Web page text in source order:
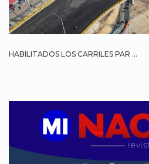
HABILITADOS LOS CARRILES PAR ...